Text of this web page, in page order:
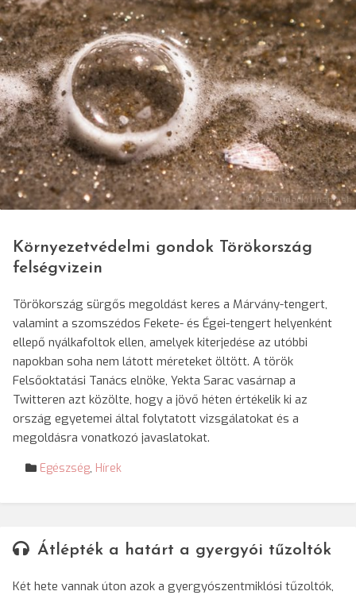
© Joe Dudeck/Unsplash
Környezetvédelmi gondok Törökország
felségvizein
Törökország sürgős megoldást keres a Márvány-tengert,
valamint a szomszédos Fekete- és Égei-tengert helyenként
ellepő nyálkafoltok ellen, amelyek kiterjedése az utóbbi
napokban soha nem látott méreteket öltött. A török
Felsőoktatási Tanács elnöke, Yekta Sarac vasárnap a
Twitteren azt közölte, hogy a jövő héten értékelik ki az
ország egyetemei által folytatott vizsgálatokat és a
megoldásra vonatkozó javaslatokat.
Egészség, Hírek
Átlépték a határt a gyergyói tűzoltók
Két hete vannak úton azok a gyergyószentmiklósi tűzoltók,